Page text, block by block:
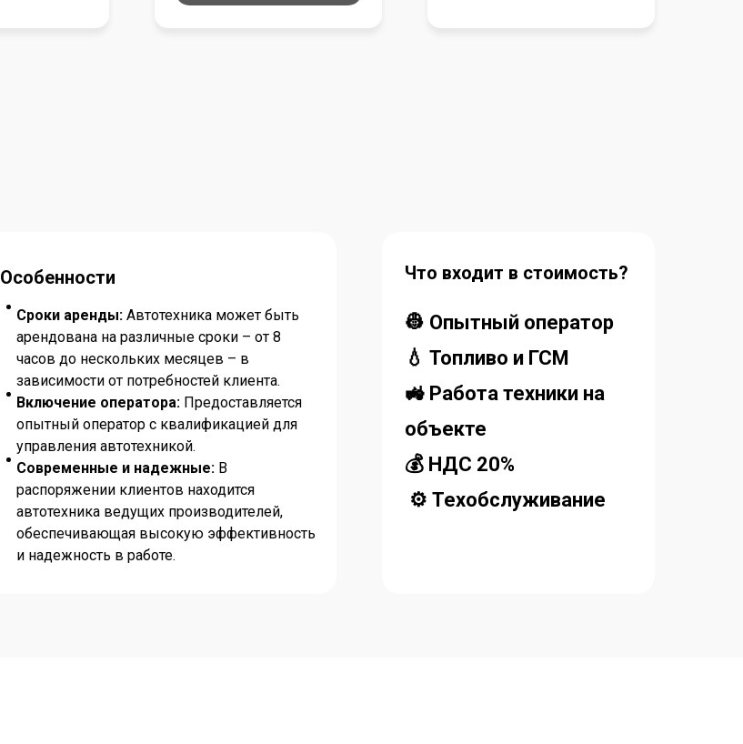
Особенности
Сроки аренды: Автотехника может быть
арендована на различные сроки – от 8
часов до нескольких месяцев – в
зависимости от потребностей клиента.
Включение оператора: Предоставляется
опытный оператор с квалификацией для
управления автотехникой.
Современные и надежные: В
распоряжении клиентов находится
автотехника ведущих производителей,
обеспечивающая высокую эффективность
и надежность в работе.
Что входит в стоимость?
👷 Опытный оператор
💧 Топливо и ГСМ
🚜 Работа техники на
объекте
💰 НДС 20%
⚙ Техобслуживание